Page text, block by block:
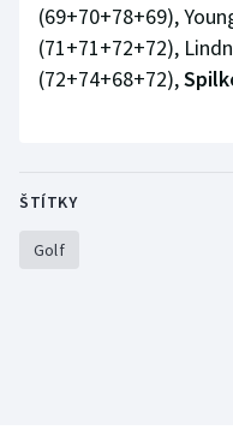
Sportovní střelba
Stolní tenis
Veslování
(69+70+78+69),
(71+71+72+72),
(72+74+68+72),
ŠTÍTKY
Golf